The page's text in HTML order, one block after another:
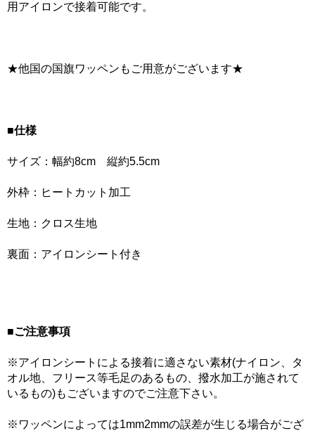
用アイロンで接着可能です。
★他国の国旗ワッペンもご用意がございます★
■仕様
サイズ：幅約8cm 縦約5.5cm
外枠：ヒートカット加工
生地：クロス生地
裏面：アイロンシート付き
■ご注意事項
※アイロンシートによる接着に適さない素材(ナイロン、タ
オル地、フリース等毛足のあるもの、撥水加工が施されて
いるもの)もございますのでご注意下さい。
※ワッペンによっては1mm2mmの誤差が生じる場合がござ